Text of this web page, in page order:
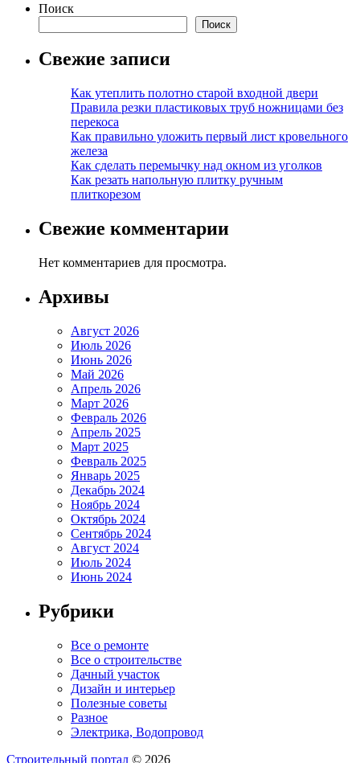
Поиск
Поиск
Свежие записи
Как утеплить полотно старой входной двери
Правила резки пластиковых труб ножницами без
перекоса
Как правильно уложить первый лист кровельного
железа
Как сделать перемычку над окном из уголков
Как резать напольную плитку ручным
плиткорезом
Свежие комментарии
Нет комментариев для просмотра.
Архивы
Август 2026
Июль 2026
Июнь 2026
Май 2026
Апрель 2026
Март 2026
Февраль 2026
Апрель 2025
Март 2025
Февраль 2025
Январь 2025
Декабрь 2024
Ноябрь 2024
Октябрь 2024
Сентябрь 2024
Август 2024
Июль 2024
Июнь 2024
Рубрики
Все о ремонте
Все о строительстве
Дачный участок
Дизайн и интерьер
Полезные советы
Разное
Электрика, Водопровод
Строительный портал © 2026